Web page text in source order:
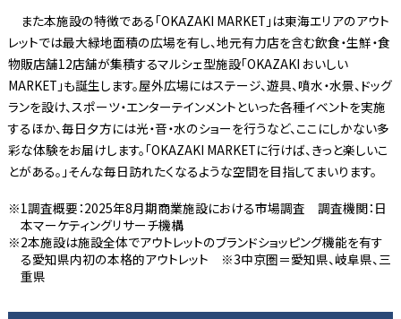
また本施設の特徴である「OKAZAKI MARKET」は東海エリアのアウト
レットでは最大緑地面積の広場を有し、地元有力店を含む飲食・生鮮・食
物販店舗12店舗が集積するマルシェ型施設「OKAZAKI おいしい
MARKET」も誕生します。屋外広場にはステージ、遊具、噴水・水景、ドッグ
ランを設け、スポーツ・エンターテインメントといった各種イベントを実施
するほか、毎日夕方には光・音・水のショーを行うなど、ここにしかない多
彩な体験をお届けします。「OKAZAKI MARKETに行けば、きっと楽しいこ
とがある。」そんな毎日訪れたくなるような空間を目指してまいります。
1調査概要：2025年8月期商業施設における市場調査 調査機関：日
本マーケティングリサーチ機構
2本施設は施設全体でアウトレットのブランドショッピング機能を有す
る愛知県内初の本格的アウトレット ※3中京圏＝愛知県、岐阜県、三
重県